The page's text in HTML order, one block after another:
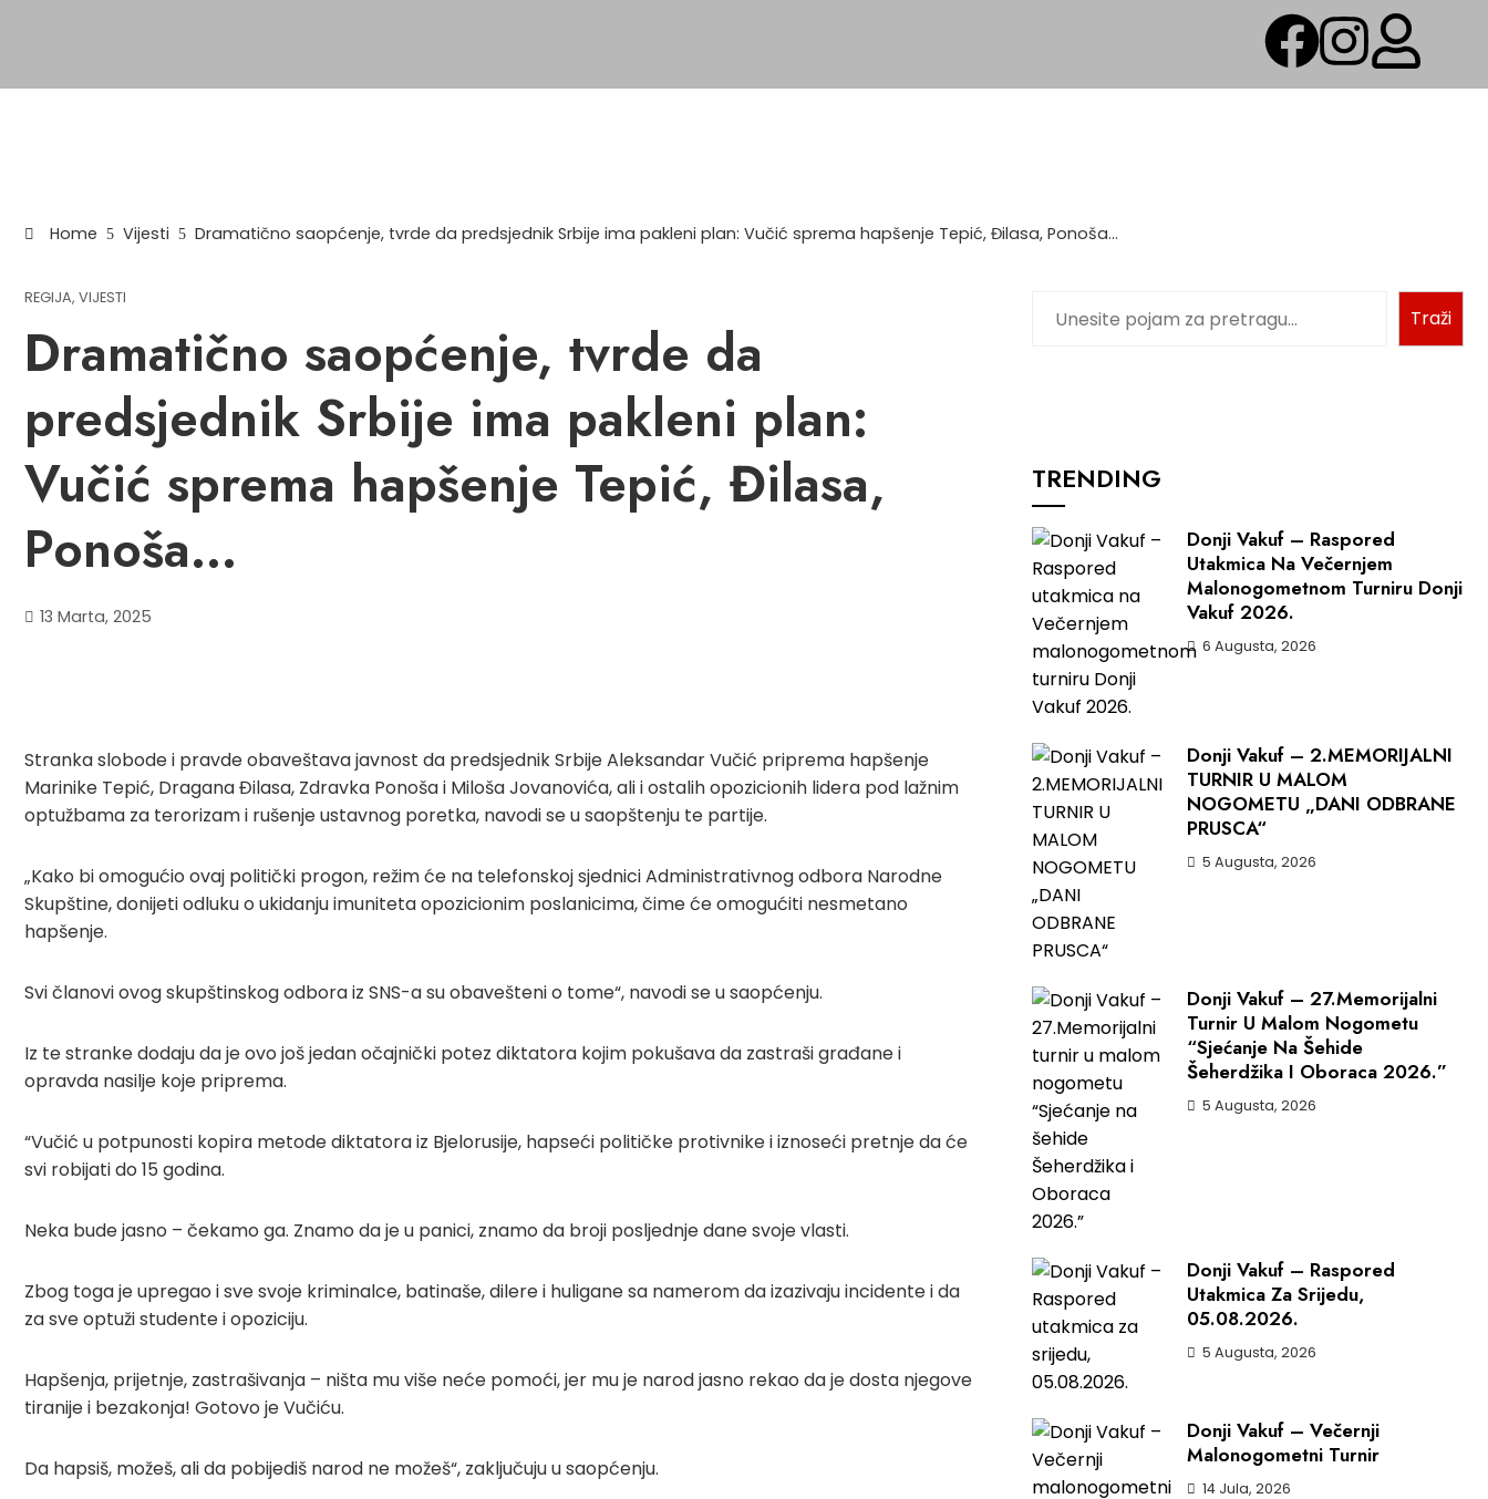
Home Vijesti Dramatično saopćenje, tvrde da predsjednik Srbije ima pakleni plan: Vučić sprema hapšenje Tepić, Đilasa, Ponoša…
REGIJA, VIJESTI
Dramatično saopćenje, tvrde da
predsjednik Srbije ima pakleni plan:
Vučić sprema hapšenje Tepić, Đilasa,
Ponoša…
13 Marta, 2025
Stranka slobode i pravde obaveštava javnost da predsjednik Srbije Aleksandar Vučić priprema hapšenje
Marinike Tepić, Dragana Đilasa, Zdravka Ponoša i Miloša Jovanovića, ali i ostalih opozicionih lidera pod lažnim
optužbama za terorizam i rušenje ustavnog poretka, navodi se u saopštenju te partije.
„Kako bi omogućio ovaj politički progon, režim će na telefonskoj sjednici Administrativnog odbora Narodne
Skupštine, donijeti odluku o ukidanju imuniteta opozicionim poslanicima, čime će omogućiti nesmetano
hapšenje.
Svi članovi ovog skupštinskog odbora iz SNS-a su obavešteni o tome“, navodi se u saopćenju.
Iz te stranke dodaju da je ovo još jedan očajnički potez diktatora kojim pokušava da zastraši građane i
opravda nasilje koje priprema.
“Vučić u potpunosti kopira metode diktatora iz Bjelorusije, hapseći političke protivnike i iznoseći pretnje da će
svi robijati do 15 godina.
Neka bude jasno – čekamo ga. Znamo da je u panici, znamo da broji posljednje dane svoje vlasti.
Zbog toga je upregao i sve svoje kriminalce, batinaše, dilere i huligane sa namerom da izazivaju incidente i da
za sve optuži studente i opoziciju.
Hapšenja, prijetnje, zastrašivanja – ništa mu više neće pomoći, jer mu je narod jasno rekao da je dosta njegove
tiranije i bezakonja! Gotovo je Vučiću.
Da hapsiš, možeš, ali da pobijediš narod ne možeš“, zaključuju u saopćenju.
Traži
TRENDING
Donji Vakuf – Raspored
Utakmica Na Večernjem
Malonogometnom Turniru Donji
Vakuf 2026.
6 Augusta, 2026
Donji Vakuf – 2.MEMORIJALNI
TURNIR U MALOM
NOGOMETU „DANI ODBRANE
PRUSCA“
5 Augusta, 2026
Donji Vakuf – 27.Memorijalni
Turnir U Malom Nogometu
“Sjećanje Na Šehide
Šeherdžika I Oboraca 2026.”
5 Augusta, 2026
Donji Vakuf – Raspored
Utakmica Za Srijedu,
05.08.2026.
5 Augusta, 2026
Donji Vakuf – Večernji
Malonogometni Turnir
14 Jula, 2026